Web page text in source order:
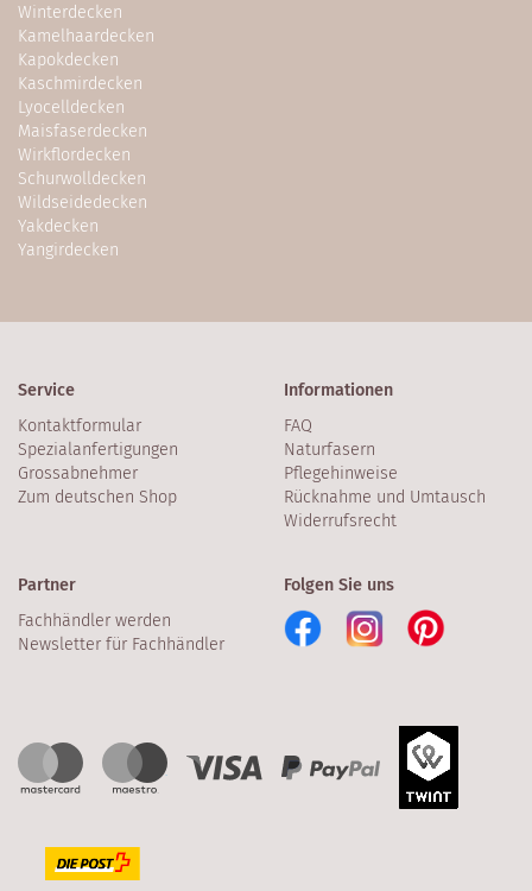
Winterdecken
Kamelhaardecken
Kapokdecken
Kaschmirdecken
Lyocelldecken
Maisfaserdecken
Wirkflordecken
Schurwolldecken
Wildseidedecken
Yakdecken
Yangirdecken
Service
Kontaktformular
Spezialanfertigungen
Grossabnehmer
Zum deutschen Shop
Informationen
FAQ
Naturfasern
Pflegehinweise
Rücknahme und Umtausch
Widerrufsrecht
Partner
Fachhändler werden
Newsletter für Fachhändler
Folgen Sie uns